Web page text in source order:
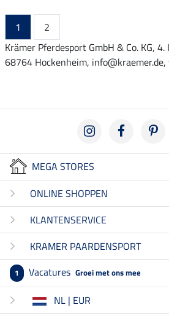
1
2
Krämer Pferdesport GmbH & Co. KG,
68764 Hockenheim,
MEGA STORES
ONLINE SHOPPEN
KLANTENSERVICE
KRAMER PAARDENSPORT
1 Vacatures Groei met ons mee
NL | EUR